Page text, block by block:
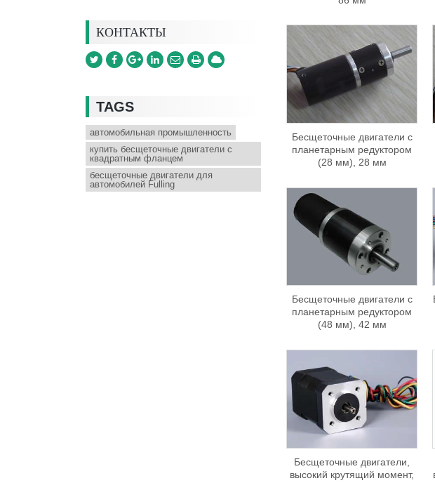
Бесщеточные двигатели с
планетарным редуктором
(28 мм), 28 мм
Бесщеточные двигатели с
планетарным редуктором
(48 мм), 42 мм
Бесщеточные двигатели,
высокий крутящий момент,
КОНТАКТЫ
TAGS
автомобильная промышленность
купить бесщеточные двигатели с
квадратным фланцем
бесщеточные двигатели для
автомобилей Fulling